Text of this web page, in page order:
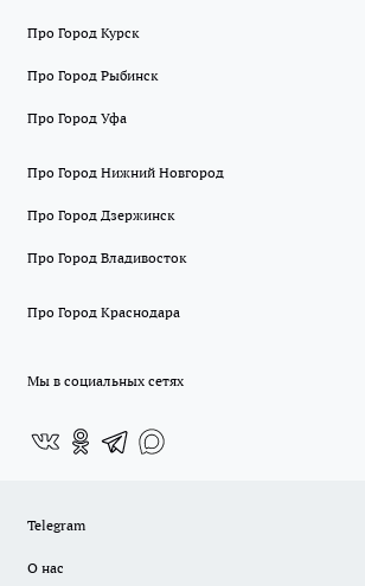
Про Город Курск
Про Город Рыбинск
Про Город Уфа
Про Город Нижний Новгород
Про Город Дзержинск
Про Город Владивосток
Про Город Краснодара
Мы в социальных сетях
Telegram
О нас